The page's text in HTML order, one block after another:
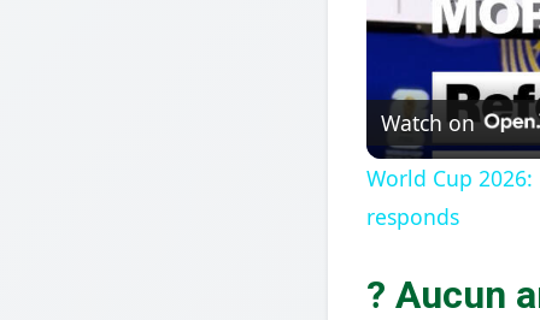
Watch on
World Cup
responds
? Aucun